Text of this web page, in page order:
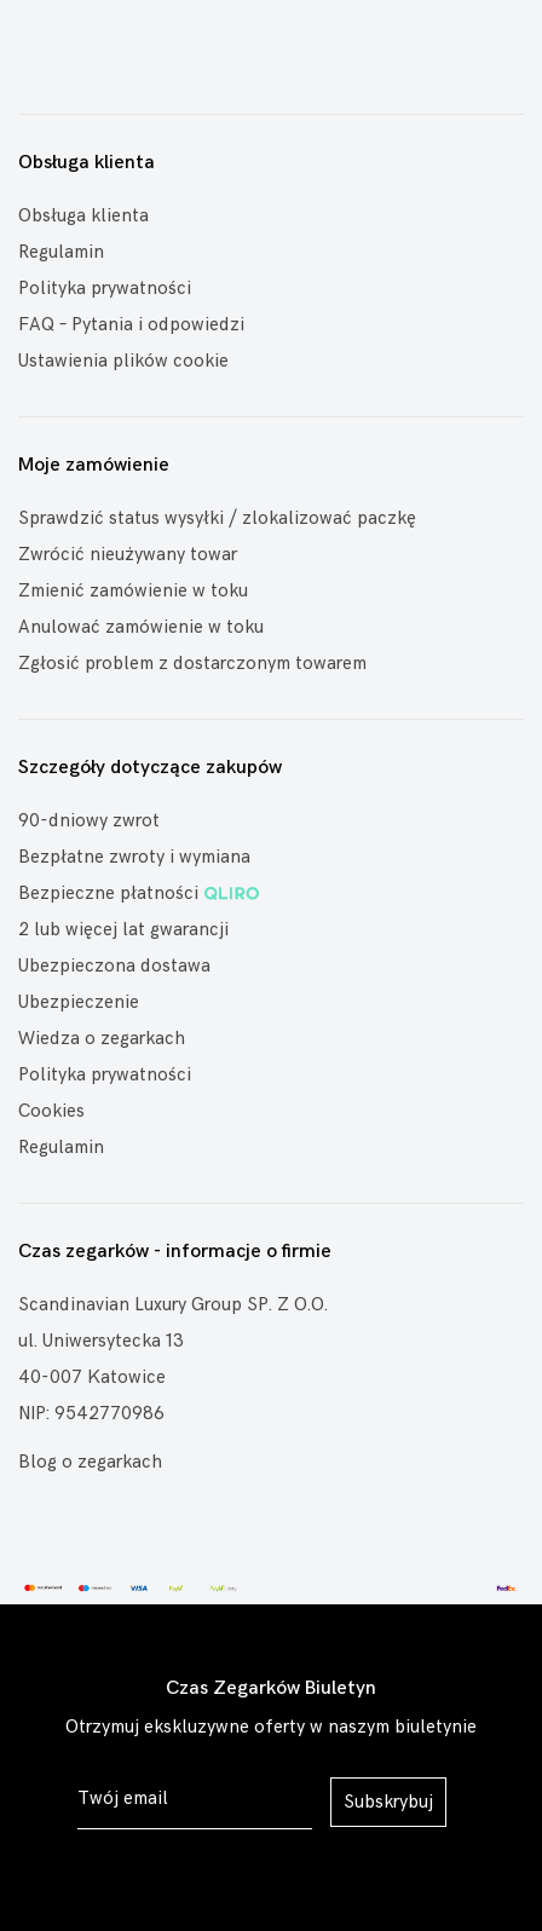
Obsługa klienta
Obsługa klienta
Regulamin
Polityka prywatności
FAQ – Pytania i odpowiedzi
Ustawienia plików cookie
Moje zamówienie
Sprawdzić status wysyłki / zlokalizować paczkę
Zwrócić nieużywany towar
Zmienić zamówienie w toku
Anulować zamówienie w toku
Zgłosić problem z dostarczonym towarem
Szczegóły dotyczące zakupów
90-dniowy zwrot
Bezpłatne zwroty i wymiana
Bezpieczne płatności
2 lub więcej lat gwarancji
Ubezpieczona dostawa
Ubezpieczenie
Wiedza o zegarkach
Polityka prywatności
Cookies
Regulamin
Czas zegarków - informacje o firmie
Scandinavian Luxury Group SP. Z O.O.
ul. Uniwersytecka 13
40-007 Katowice
NIP: 9542770986
Blog o zegarkach
Czas Zegarków Biuletyn
Otrzymuj ekskluzywne oferty w naszym biuletynie
Subskrybuj